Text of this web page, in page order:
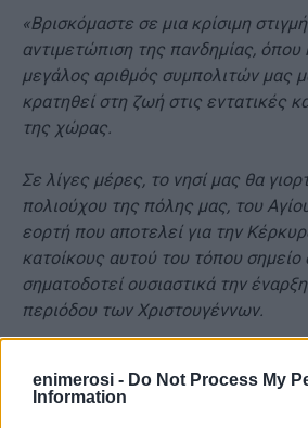
enimerosi - Do Not Process My
Information
«Βρισκόμαστε σε μια κρίσιμη
αντιμετώπιση της πανδημίας, όπου
μεγάλος αριθμός συμπολιτών μας
κρατηθεί στη ζωή στις εντατικές
της χώρας.
Σε λίγες μέρες, το νησί μας θα
πολιούχου της πόλης μας, του
εορτή που αποτελεί για την
κατοίκους αυτού του τόπου
σηματοδοτεί ουσιαστικά την
περιόδου των Χριστουγέννων.
Τούτη τη δεδομένη χρονική στιγμή,
φθάσαμε στο σημείο ως πολιτεία